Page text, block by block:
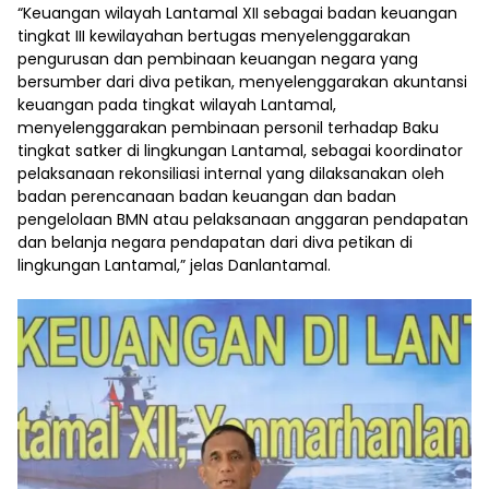
“Keuangan wilayah Lantamal XII sebagai badan keuangan
tingkat III kewilayahan bertugas menyelenggarakan
pengurusan dan pembinaan keuangan negara yang
bersumber dari diva petikan, menyelenggarakan akuntansi
keuangan pada tingkat wilayah Lantamal,
menyelenggarakan pembinaan personil terhadap Baku
tingkat satker di lingkungan Lantamal, sebagai koordinator
pelaksanaan rekonsiliasi internal yang dilaksanakan oleh
badan perencanaan badan keuangan dan badan
pengelolaan BMN atau pelaksanaan anggaran pendapatan
dan belanja negara pendapatan dari diva petikan di
lingkungan Lantamal,” jelas Danlantamal.